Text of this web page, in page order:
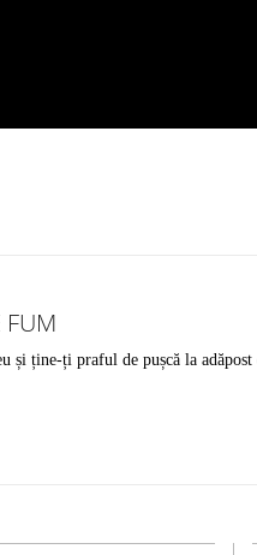
FUM
și ține-ți praful de pușcă la adăpost